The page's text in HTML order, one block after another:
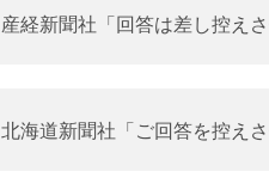
産経新聞社「回答は差し控え
北海道新聞社「ご回答を控え